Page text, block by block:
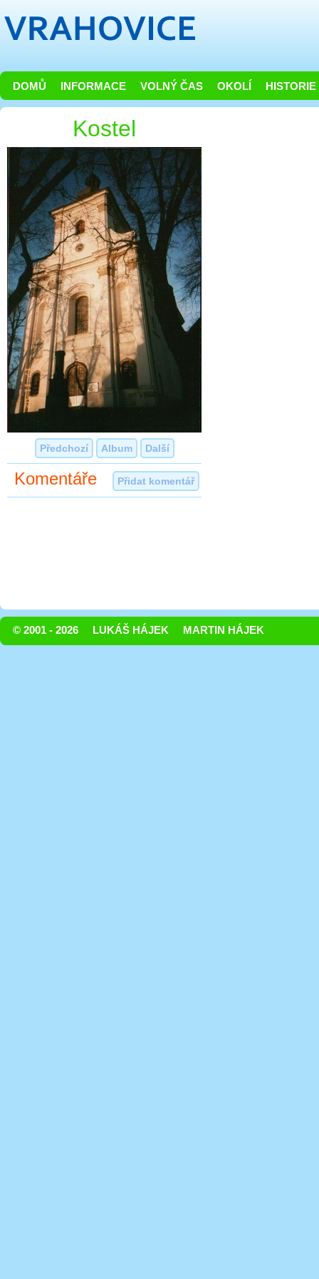
DOMŮ INFORMACE VOLNÝ ČAS OKOLÍ HISTORIE
Kostel
Předchozí Album Další
Komentáře Přidat komentář
© 2001 - 2026 LUKÁŠ HÁJEK MARTIN HÁJEK